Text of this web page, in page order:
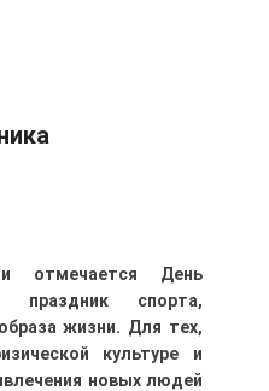
отмечается День
праздник спорта,
жизни. Для тех,
культуре и
новых людей